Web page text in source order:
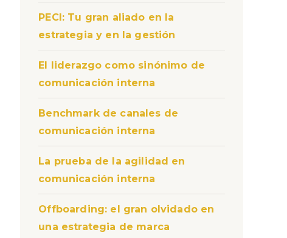
PECI: Tu gran aliado en la
estrategia y en la gestión
El liderazgo como sinónimo de
comunicación interna
Benchmark de canales de
comunicación interna
La prueba de la agilidad en
comunicación interna
Offboarding: el gran olvidado en
una estrategia de marca